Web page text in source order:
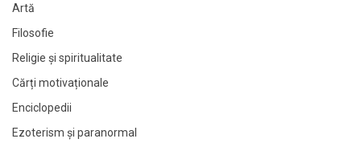
Artă
Filosofie
Religie și spiritualitate
Cărți motivaționale
Enciclopedii
Ezoterism și paranormal